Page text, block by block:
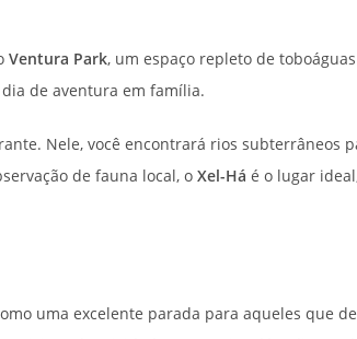
Ventura Park, um espaço repleto de
de aventura em família.
Nele, você encontrará rios subterrâneos
de fauna local, o Xel-Há é o lugar
uma excelente parada para aqueles que